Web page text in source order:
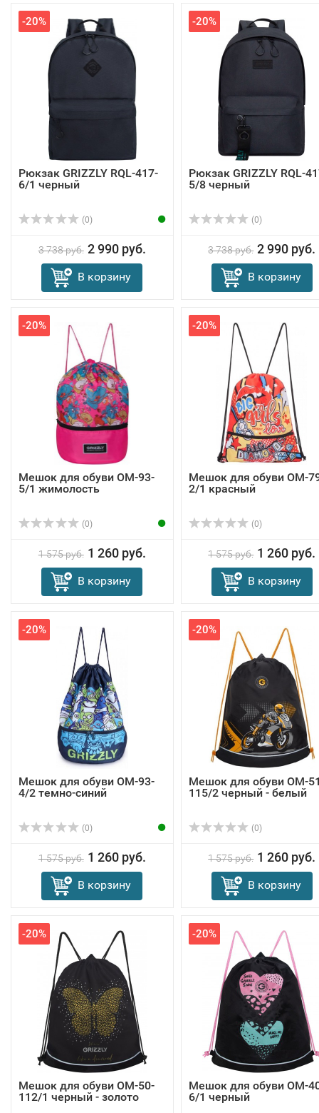
-20%
Рюкзак GRIZZLY RQL-417-
6/1 черный
(0)
3 738 руб. 2 990 руб.
В корзину
-20%
Рюкзак GRIZZLY RQL-
5/8 черный
(0)
3 738 руб. 2 990 руб.
В корзину
-20%
Мешок для обуви OM-93-
5/1 жимолость
(0)
1 575 руб. 1 260 руб.
В корзину
-20%
Мешок для обуви OM-
2/1 красный
(0)
1 575 руб. 1 260 руб.
В корзину
-20%
Мешок для обуви OM-93-
4/2 темно-синий
(0)
1 575 руб. 1 260 руб.
В корзину
-20%
Мешок для обуви OM-
115/2 черный - белый
(0)
1 575 руб. 1 260 руб.
В корзину
-20%
Мешок для обуви OM-50-
112/1 черный - золото
-20%
Мешок для обуви OM-
6/1 черный